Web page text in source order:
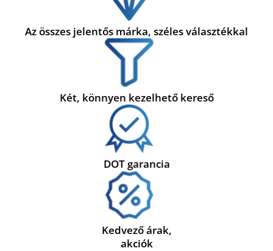
Az összes jelentős márka, széles választékkal
Két, könnyen kezelhető kereső
DOT garancia
Kedvező árak,
akciók